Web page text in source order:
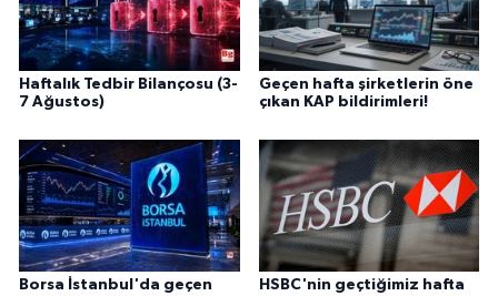
Haftalık Tedbir Bilançosu (3-
7 Ağustos)
Geçen hafta şirketlerin öne
çıkan KAP bildirimleri!
Borsa İstanbul'da geçen
HSBC'nin geçtiğimiz hafta